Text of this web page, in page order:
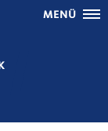
MENÜ